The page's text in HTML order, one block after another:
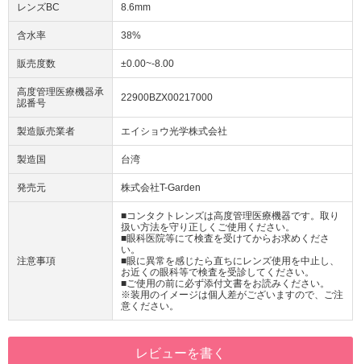
レンズBC 8.6mm
含水率 38%
販売度数 ±0.00~-8.00
高度管理医療機器承
認番号
22900BZX00217000
製造販売業者 エイショウ光学株式会社
製造国 台湾
発売元 株式会社T-Garden
注意事項
■コンタクトレンズは高度管理医療機器です。取り
扱い方法を守り正しくご使用ください。
■眼科医院等にて検査を受けてからお求めくださ
い。
■眼に異常を感じたら直ちにレンズ使用を中止し、
お近くの眼科等で検査を受診してください。
■ご使用の前に必ず添付文書をお読みください。
※装用のイメージは個人差がございますので、ご注
意ください。
レビューを書く